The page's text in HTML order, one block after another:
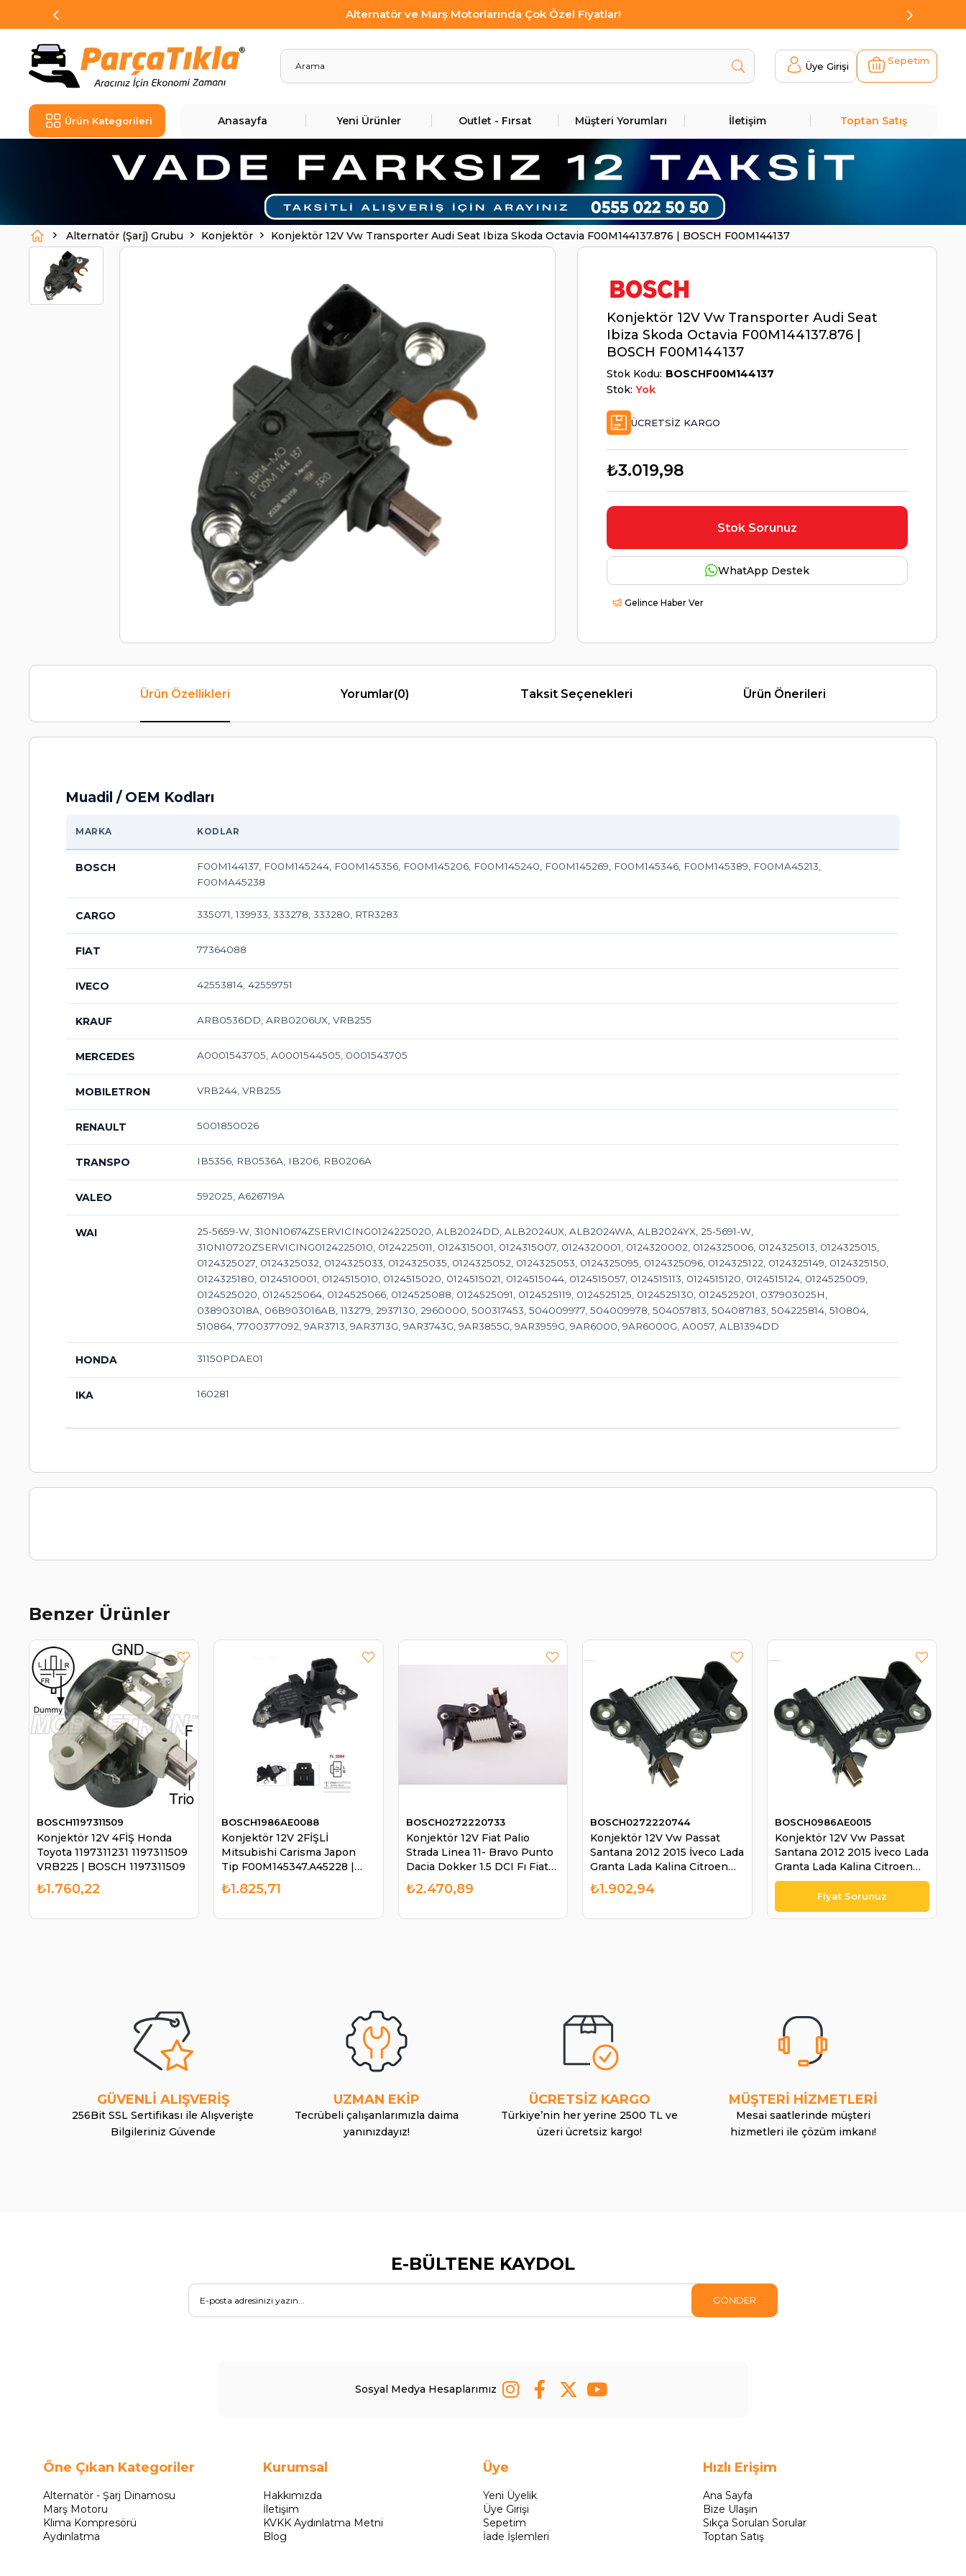
Alternatör ve Marş Motorlarında Çok Özel Fiyatlar!
Üye Girişi Sepetim
Ürün Kategorileri Anasayfa Yeni Ürünler Outlet - Fırsat Müşteri Yorumları İletişim Toptan Satış
Alternatör (Şarj) Grubu Konjektör Konjektör 12V Vw Transporter Audi Seat Ibiza Skoda Octavia F00M144137.876 | BOSCH F00M144137
Konjektör 12V Vw Transporter Audi Seat
Ibiza Skoda Octavia F00M144137.876 |
BOSCH F00M144137
Stok Kodu BOSCHF00M144137
Stok: Yok
ÜCRETSIZ KARGO
₺3.019,98
Stok Sorunuz
WhatApp Destek
Gelince Haber Ver
Ürün Özellikleri Yorumlar(0) Taksit Seçenekleri Ürün Önerileri
Muadil / OEM Kodları
MARKA KODLAR
BOSCH
F00M144137, F00M145244, F00M145356, F00M145206, F00M145240, F00M145269, F00M145346, F00M145389, F00MA45213,
F00MA45238
CARGO 335071, 139933, 333278, 333280, RTR3283
FIAT 77364088
IVECO 42553814, 42559751
KRAUF ARB0536DD, ARB0206UX, VRB255
MERCEDES A0001543705, A0001544505, 0001543705
MOBILETRON VRB244, VRB255
RENAULT 5001850026
TRANSPO IB5356, RB0536A, IB206, RB0206A
VALEO 592025, A626719A
WAI
25-5659-W, 310N10674ZSERVICING0124225020, ALB2024DD, ALB2024UX, ALB2024WA, ALB2024YX, 25-5691-W,
310N10720ZSERVICING0124225010, 0124225011, 0124315001, 0124315007, 0124320001, 0124320002, 0124325006, 0124325013, 0124325015,
0124325027, 0124325032, 0124325033, 0124325035, 0124325052, 0124325053, 0124325095, 0124325096, 0124325122, 0124325149, 0124325150,
0124325180, 0124510001, 0124515010, 0124515020, 0124515021, 0124515044, 0124515057, 0124515113, 0124515120, 0124515124, 0124525009,
0124525020, 0124525064, 0124525066, 0124525088, 0124525091, 0124525119, 0124525125, 0124525130, 0124525201, 037903025H,
038903018A, 06B903016AB, 113279, 2937130, 2960000, 500317453, 504009977, 504009978, 504057813, 504087183, 504225814, 510804,
510864, 7700377092, 9AR3713, 9AR3713G, 9AR3743G, 9AR3855G, 9AR3959G, 9AR6000, 9AR6000G, A0057, ALB1394DD
HONDA 31150PDAE01
IKA 160281
Benzer Ürünler
Konjektör 12V 4FİŞ Honda
Toyota 1197311231 1197311509
VRB225 | BOSCH 1197311509
BOSCH1197311509
₺1.760,22
Konjektör 12V 2FİŞLİ
Mitsubishi Carisma Japon
Tip F00M145347.A45228 |
BOSCH 1986AE0088
BOSCH1986AE0088
₺1.825,71
Konjektör 12V Fiat Palio
Strada Linea 11- Bravo Punto
Dacia Dokker 1.5 DCI Fı Fiat
Linea Bravo Punto Dacia
Dokker Ducato | BOSCH
BOSCH0272220733
₺2.470,89
Konjektör 12V Vw Passat
Santana 2012 2015 İveco Lada
Granta Lada Kalina Citroen
Jumper 3.0 Hdi 0272220744
1986AE0015 | BOSCH
BOSCH0272220744
₺1.902,94
Konjektör 12V Vw Passat
Santana 2012 2015 İveco Lada
Granta Lada Kalina Citroen
Jumper 3.0 Hdi 0272220744
1986AE0015 | BOSCH
0986AE0015
BOSCH0986AE0015
GÜVENLİ ALIŞVERİŞ
256Bit SSL Sertifikası ile Alışverişte
Bilgileriniz Güvende
UZMAN EKİP
Tecrübeli çalışanlarımızla daima
yanınızdayız!
ÜCRETSİZ KARGO
Türkiye’nin her yerine 2500 TL ve
üzeri ücretsiz kargo!
MÜŞTERİ HİZMETLERİ
Mesai saatlerinde müşteri
hizmetleri ile çözüm imkanı!
E-BÜLTENE KAYDOL
GÖNDER
Sosyal Medya Hesaplarımız
Öne Çıkan Kategoriler
Alternatör - Şarj Dinamosu
Marş Motoru
Klima Kompresörü
Aydınlatma
Kurumsal
Hakkımızda
İletişim
KVKK Aydınlatma Metni
Blog
Üye
Yeni Üyelik
Üye Girişi
Sepetim
İade İşlemleri
Hızlı Erişim
Ana Sayfa
Bize Ulaşın
Sıkça Sorulan Sorular
Toptan Satış